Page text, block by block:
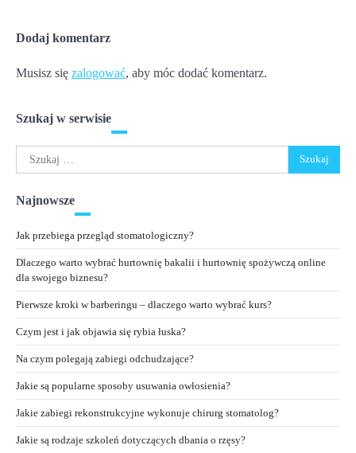
Dodaj komentarz
Musisz się zalogować, aby móc dodać komentarz.
Szukaj w serwisie
Szukaj:
Najnowsze
Jak przebiega przegląd stomatologiczny?
Dlaczego warto wybrać hurtownię bakalii i hurtownię spożywczą online
dla swojego biznesu?
Pierwsze kroki w barberingu – dlaczego warto wybrać kurs?
Czym jest i jak objawia się rybia łuska?
Na czym polegają zabiegi odchudzające?
Jakie są popularne sposoby usuwania owłosienia?
Jakie zabiegi rekonstrukcyjne wykonuje chirurg stomatolog?
Jakie są rodzaje szkoleń dotyczących dbania o rzęsy?